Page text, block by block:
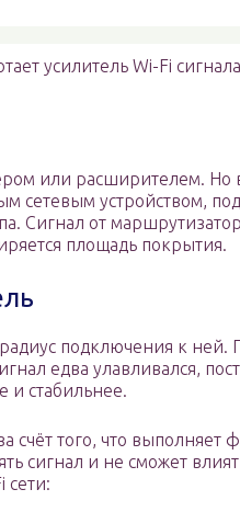
усилитель Wi-Fi сигнала
или расширителем. Но
сетевым устройством,
Сигнал от
площадь покрытия.
подключения к
едва улавливался,
и стабильнее.
счёт того, что выполняет
сигнал и не сможет
сети: